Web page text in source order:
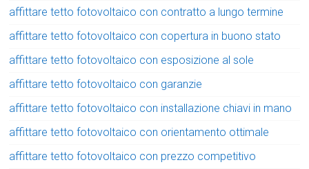
affittare tetto fotovoltaico con contratto a lungo termine
affittare tetto fotovoltaico con copertura in buono stato
affittare tetto fotovoltaico con esposizione al sole
affittare tetto fotovoltaico con garanzie
affittare tetto fotovoltaico con installazione chiavi in mano
affittare tetto fotovoltaico con orientamento ottimale
affittare tetto fotovoltaico con prezzo competitivo